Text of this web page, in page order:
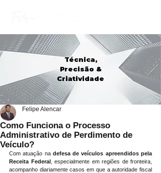
Técnica,
Precisão &
Criatividade
Como Funciona o Processo
Administrativo de Perdimento de
Veículo?
Felipe Alencar
Com atuação na defesa de veículos apreendidos pela
Receita Federal, especialmente em regiões de fronteira,
acompanho diariamente casos em que a autoridade fiscal